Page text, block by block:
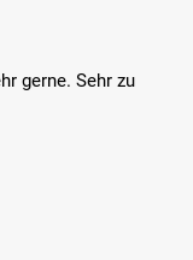
gerne. Sehr zu